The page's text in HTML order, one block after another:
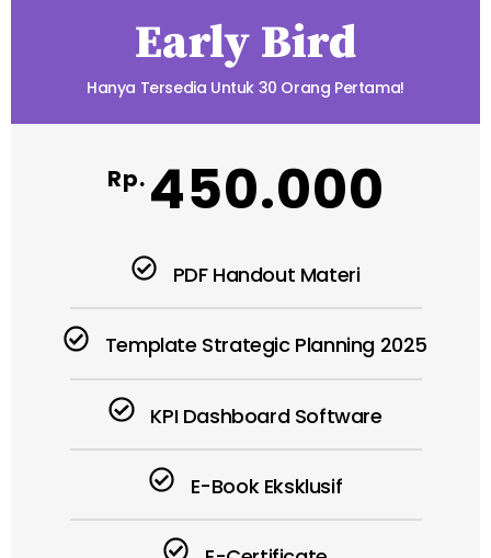
Early Bird
Hanya Tersedia Untuk 30 Orang Pertama!
Rp. 450.000
PDF Handout Materi
Template Strategic Planning 2025
KPI Dashboard Software
E-Book Eksklusif